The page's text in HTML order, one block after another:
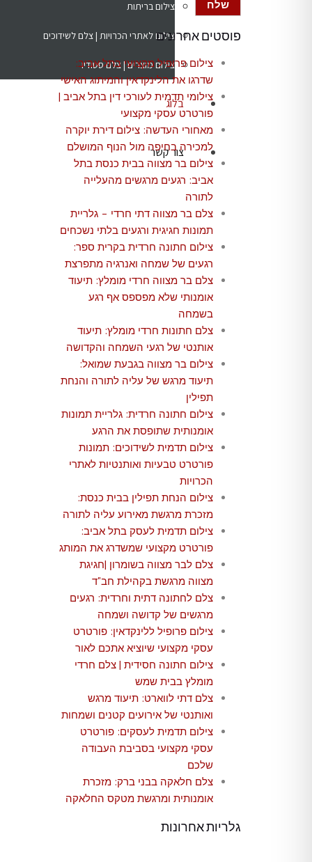
צילום בריתות
צילום לאתרי הכרויות | צלם לשידוכים
צילום מוצרים | צלם סטודיו
בלוג
צור קשר
פוסטים אחרונים
צילום פרופיל מקצועי בתל אביב:
שדרגו את הלינקדאין והמיתוג האישי
צילומי תדמית לעורכי דין בתל אביב |
פורטרט עסקי מקצועי
מאחורי העדשה: צילום דירת יוקרה
למכירה בחיפה מול הנוף המושלם
צילום בר מצווה בבית כנסת בתל
אביב: רגעים מרגשים מהעלייה
לתורה
צלם בר מצווה דתי חרדי – גלריית
תמונות חגיגית ורגעים בלתי נשכחים
צילום חתונה חרדית בקרית ספר:
רגעים של שמחה ואנרגיה מתפרצת
צלם בר מצווה חרדי מומלץ: תיעוד
אומנותי שלא מפספס אף רגע
בשמחה
צלם חתונות חרדי מומלץ: תיעוד
אותנטי של רגעי השמחה והקדושה
צילום בר מצווה בגבעת שמואל:
תיעוד מרגש של עליה לתורה והנחת
תפילין
צילום חתונה חרדית: גלריית תמונות
אומנותית שתופסת את הרגע
צילום תדמית לשידוכים: תמונות
פורטרט טבעיות ואותנטיות לאתרי
הכרויות
צילום הנחת תפילין בבית כנסת:
מזכרת מרגשת מאירוע עליה לתורה
צילום תדמית לעסק בתל אביב:
פורטרט מקצועי שמשדרג את המותג
צלם לבר מצווה בשומרון |חגיגת
מצווה מרגשת בקהילת חב"ד
צלם לחתונה דתית וחרדית: רגעים
מרגשים של קדושה ושמחה
צילום פרופיל ללינקדאין: פורטרט
עסקי מקצועי שיוציא אתכם לאור
צילום חתונה חסידית | צלם חרדי
מומלץ בבית שמש
צלם דתי לווארט: תיעוד מרגש
ואותנטי של אירועים קטנים ושמחות
צילום תדמית לעסקים: פורטרט
עסקי מקצועי בסביבת העבודה
שלכם
צלם חלאקה בבני ברק: מזכרת
אומנותית ומרגשת מטקס החלאקה
גלריות אחרונות